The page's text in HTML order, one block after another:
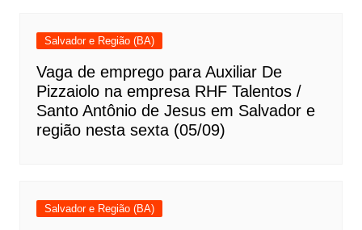
Salvador e Região (BA)
Vaga de emprego para Auxiliar De
Pizzaiolo na empresa RHF Talentos /
Santo Antônio de Jesus em Salvador e
região nesta sexta (05/09)
Salvador e Região (BA)